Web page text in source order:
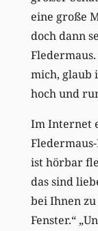
eine große
doch dann
mich, glaub
hoch und
Im Internet
ist hörbar
das sind
bei Ihnen
Fenster.“